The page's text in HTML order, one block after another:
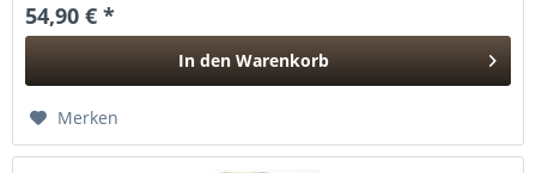
54,90 € *
In den Warenkorb
Merken